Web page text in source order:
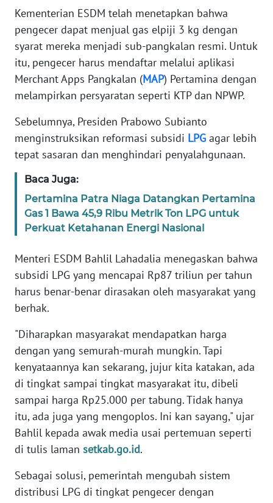
Kementerian ESDM telah menetapkan bahwa
pengecer dapat menjual gas elpiji 3 kg dengan
syarat mereka menjadi sub-pangkalan resmi. Untuk
itu, pengecer harus mendaftar melalui aplikasi
Merchant Apps Pangkalan (MAP) Pertamina dengan
melampirkan persyaratan seperti KTP dan NPWP.
Sebelumnya, Presiden Prabowo Subianto
menginstruksikan reformasi subsidi LPG agar lebih
tepat sasaran dan menghindari penyalahgunaan.
Baca Juga:
Pertamina Patra Niaga Datangkan Pertamina
Gas 1 Bawa 45,9 Ribu Metrik Ton LPG untuk
Perkuat Ketahanan Energi Nasional
Menteri ESDM Bahlil Lahadalia menegaskan bahwa
subsidi LPG yang mencapai Rp87 triliun per tahun
harus benar-benar dirasakan oleh masyarakat yang
berhak.
"Diharapkan masyarakat mendapatkan harga
dengan yang semurah-murah mungkin. Tapi
kenyataannya kan sekarang, jujur kita katakan, ada
di tingkat sampai tingkat masyarakat itu, dibeli
sampai harga Rp25.000 per tabung. Tidak hanya
itu, ada juga yang mengoplos. Ini kan sayang," ujar
Bahlil kepada awak media usai pertemuan seperti
di tulis laman setkab.go.id.
Sebagai solusi, pemerintah mengubah sistem
distribusi LPG di tingkat pengecer dengan
WN
SULTRA
WN
WN
SULTENG
SULBAR
WN
WN
SUMBAR
SUMSEL
WN
BENGKULU
WN
LAMPUNG
JATENG